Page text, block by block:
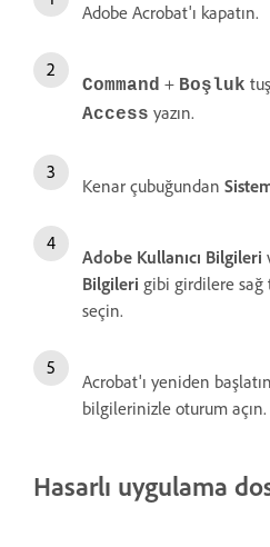
Adobe Acrobat'ı kapatın.
Command + Boşluk
Access yazın.
Kenar çubuğundan
Adobe Kullanıcı Bilgileri
Bilgileri gibi girdilere sağ
seçin.
Acrobat'ı yeniden
bilgilerinizle oturum açın.
Hasarlı uygulama